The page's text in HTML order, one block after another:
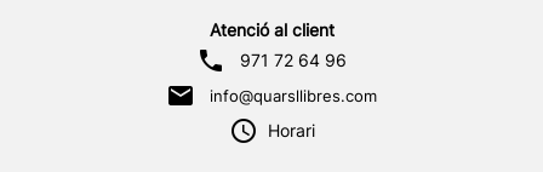
Atenció al client
971 72 64 96
info@quarsllibres.com
Horari